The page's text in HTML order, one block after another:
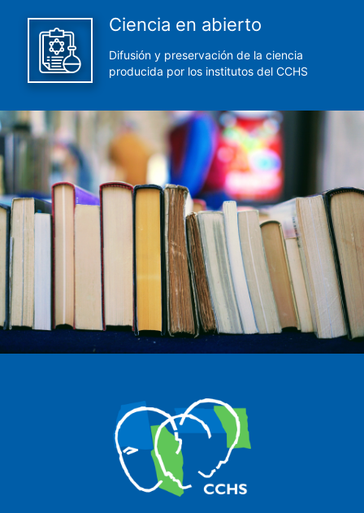
Ciencia en abierto
Difusión y preservación de la ciencia
producida por los institutos del CCHS